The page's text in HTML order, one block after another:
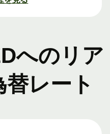
へのリア
レート